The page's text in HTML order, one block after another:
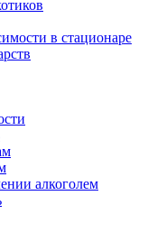
в стационаре
алкоголем